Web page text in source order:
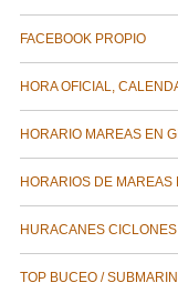
FACEBOOK PROPIO
HORA OFICIAL,
HORARIO MAREAS EN
HORARIOS DE
HURACANES
TOP BUCEO /